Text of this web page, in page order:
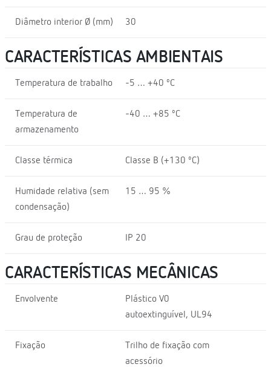
Diâmetro interior Ø (mm) 30
CARACTERÍSTICAS AMBIENTAIS
Temperatura de trabalho -5 … +40 ºC
Temperatura de
armazenamento
-40 … +85 ºC
Classe térmica Classe B (+130 ºC)
Humidade relativa (sem
condensação)
15 … 95 %
Grau de proteção IP 20
CARACTERÍSTICAS MECÂNICAS
Envolvente
Plástico V0
autoextinguível, UL94
Fixação
Trilho de fixação com
acessório